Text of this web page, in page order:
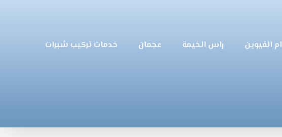
ام القيوين راس الخيمة عجمان خدمات تركيب شبرات